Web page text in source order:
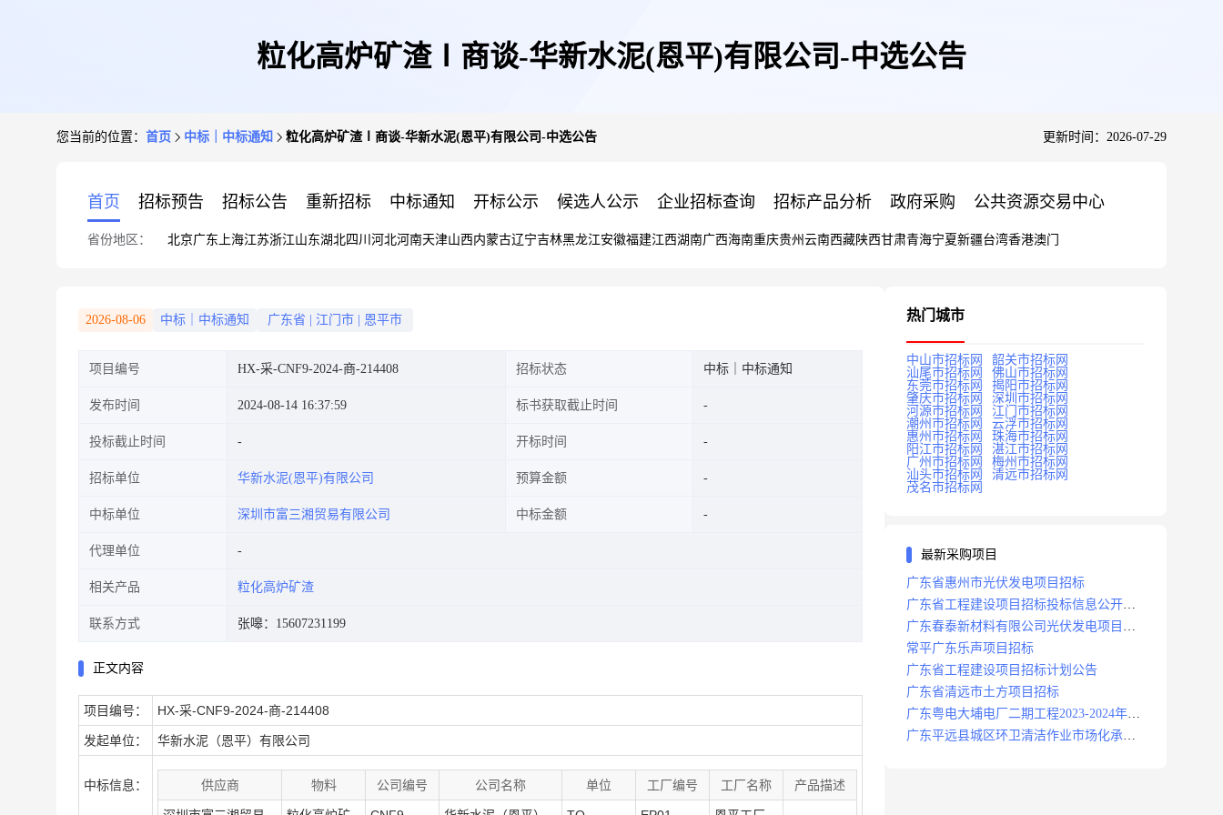
粒化高炉矿渣Ⅰ商谈-华新水泥(恩平)有限公司-中选公告
您当前的位置： 首页 中标｜中标通知 粒化高炉矿渣Ⅰ商谈-华新水泥(恩平)有限公司-中选公告 更新时间：2026-07-29
首页 招标预告 招标公告 重新招标 中标通知 开标公示 候选人公示 企业招标查询 招标产品分析 政府采购 公共资源交易中心
省份地区： 北京广东 上海江苏浙江山东湖北四川 河北河南天津山西内蒙古辽宁吉林黑龙江安徽福建江西湖南广西海南重庆贵州 云南西藏陕西甘肃青海宁夏新疆台湾香港澳门
2026-08-06 中标｜中标通知 广东省 江门市 恩平市
项目编号 HX-采-CNF9-2024-商-214408 招标状态 中标｜中标通知
发布时间 2024-08-14 16:37:59 标书获取截止时间
投标截止时间 开标时间
招标单位 华新水泥(恩平)有限公司 预算金额
中标单位 深圳市富三湘贸易有限公司 中标金额
代理单位
相关产品 粒化高炉矿渣
联系方式 张嗥：15607231199
正文内容
项目编号： HX-采-CNF9-2024-商-214408
发起单位： 华新水泥（恩平）有限公司
中标信息： 供应商 物料 公司编号 公司名称 单位 工厂编号 工厂名称 产品描述
热门城市
中山市招标网
韶关市招标网
汕尾市招标网
佛山市招标网
东莞市招标网
揭阳市招标网
肇庆市招标网
深圳市招标网
河源市招标网
江门市招标网
潮州市招标网
云浮市招标网
惠州市招标网
珠海市招标网
阳江市招标网
湛江市招标网
广州市招标网
梅州市招标网
汕头市招标网
清远市招标网
茂名市招标网
最新采购项目
广东省惠州市光伏发电项目招标
广东省工程建设项目招标投标信息公开目
录
广东春泰新材料有限公司光伏发电项目招
标
常平广东乐声项目招标
广东省工程建设项目招标计划公告
广东省清远市土方项目招标
广东粤电大埔电厂二期工程2023-2024年度
安保服务项目招标公告
广东平远县城区环卫清洁作业市场化承包